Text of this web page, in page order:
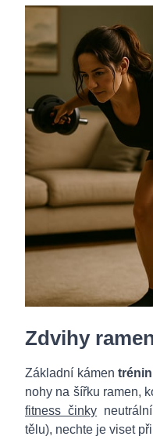
Zdvihy
Základní kámen
nohy na šířku ramen,
fitness činky
tělu), nechte je viset